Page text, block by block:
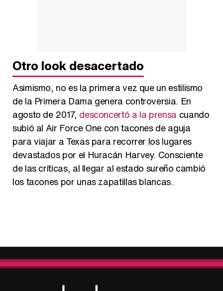
Otro look desacertado
Asimismo, no es la primera vez que un estilismo
de la Primera Dama genera controversia. En
agosto de 2017, desconcertó a la prensa cuando
subió al Air Force One con tacones de aguja
para viajar a Texas para recorrer los lugares
devastados por el Huracán Harvey. Consciente
de las críticas, al llegar al estado sureño cambió
los tacones por unas zapatillas blancas.